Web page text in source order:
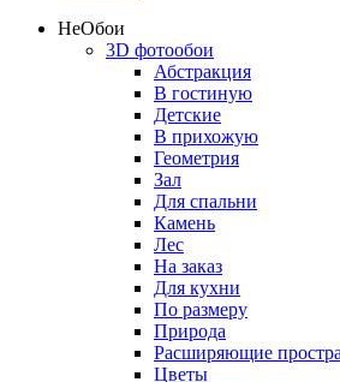
НеОбои
3D фотообои
Абстракция
В гостиную
Детские
В прихожую
Геометрия
Зал
Для спальни
Камень
Лес
На заказ
Для кухни
По размеру
Природа
Расширяющие
Цветы